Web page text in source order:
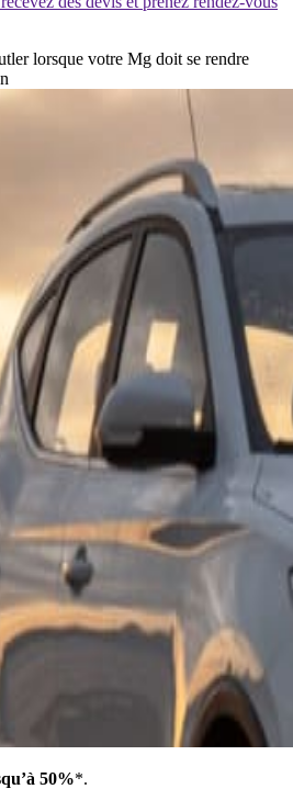
lorsque votre Mg doit se rendre
50%*.